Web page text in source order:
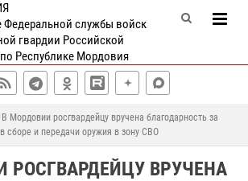
Федеральной службы войск
гвардии Российской
Республике Мордовия
В Мордовии росгвардейцу вручена благодарность за
сборе и передачи оружия в зону СВО
РОСГВАРДЕЙЦУ ВРУЧЕНА